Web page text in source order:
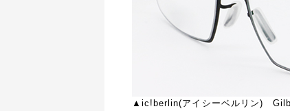
▲ic!berlin(アイシーベルリン)